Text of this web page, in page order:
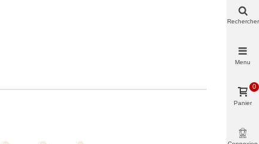
Rechercher
Menu
Panier
0